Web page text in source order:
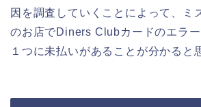
因を調査していくことによって、ミ
のお店でDiners Clubカードのエラ
１つに未払いがあることが分かると